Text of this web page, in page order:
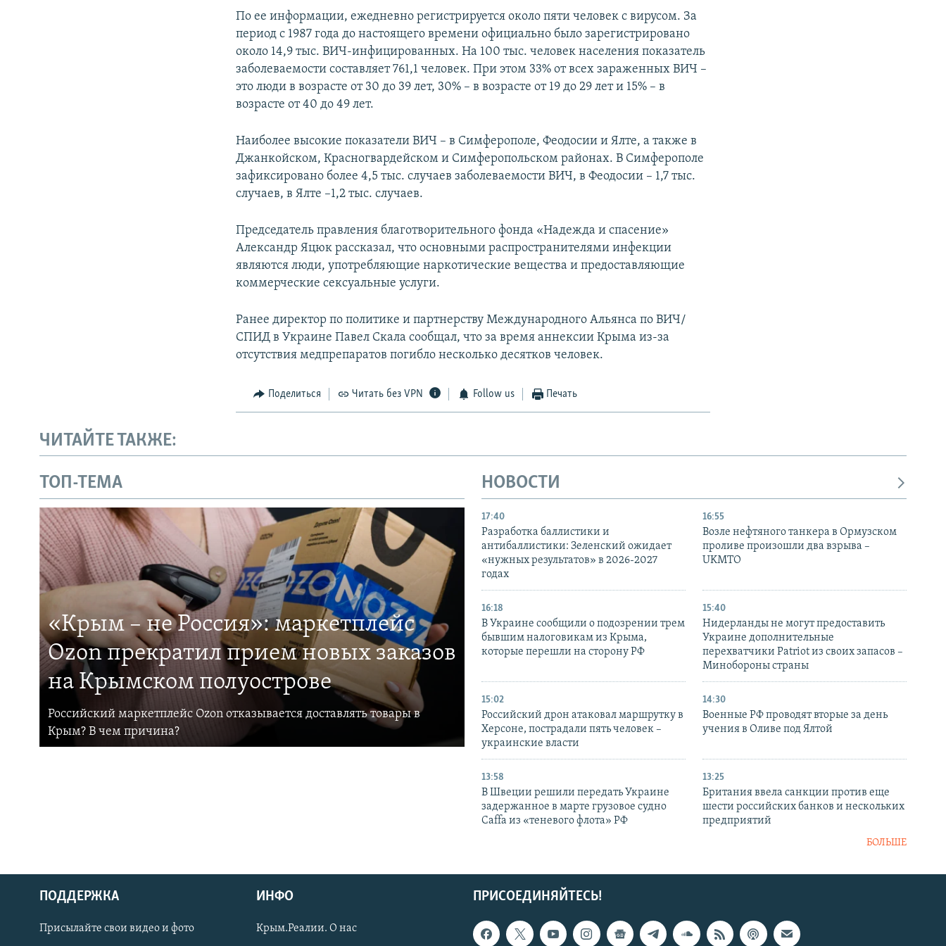
Українською
По ее информации, ежедневно регистрируется около пяти человек с вирусом. За
период с 1987 года до настоящего времени официально было зарегистрировано
около 14,9 тыс. ВИЧ-инфицированных. На 100 тыс. человек населения показатель
заболеваемости составляет 761,1 человек. При этом 33% от всех зараженных ВИЧ –
это люди в возрасте от 30 до 39 лет, 30% – в возрасте от 19 до 29 лет и 15% – в
возрасте от 40 до 49 лет.
Наиболее высокие показатели ВИЧ – в Симферополе, Феодосии и Ялте, а также в
Джанкойском, Красногвардейском и Симферопольском районах. В Симферополе
зафиксировано более 4,5 тыс. случаев заболеваемости ВИЧ, в Феодосии – 1,7 тыс.
случаев, в Ялте –1,2 тыс. случаев.
Председатель правления благотворительного фонда «Надежда и спасение»
Александр Яцюк рассказал, что основными распространителями инфекции
являются люди, употребляющие наркотические вещества и предоставляющие
коммерческие сексуальные услуги.
Ранее директор по политике и партнерству Международного Альянса по ВИЧ/
СПИД в Украине Павел Скала сообщал, что за время аннексии Крыма из-за
отсутствия медпрепаратов погибло несколько десятков человек.
Поделиться Читать без VPN Follow us Печать
ЧИТАЙТЕ ТАКЖЕ:
ТОП-ТЕМА
«Крым – не Россия»: маркетплейс
Ozon прекратил прием новых заказов
на Крымском полуострове
Российский маркетплейс Ozon отказывается доставлять товары в
Крым? В чем причина?
НОВОСТИ
17:40
Разработка баллистики и
антибаллистики: Зеленский ожидает
«нужных результатов» в 2026-2027
годах
16:55
Возле нефтяного танкера в Ормузском
проливе произошли два взрыва –
UKMTO
16:18
В Украине сообщили о подозрении трем
бывшим налоговикам из Крыма,
которые перешли на сторону РФ
15:40
Нидерланды не могут предоставить
Украине дополнительные
перехватчики Patriot из своих запасов –
Минобороны страны
15:02
Российский дрон атаковал маршрутку в
Херсоне, пострадали пять человек –
украинские власти
14:30
Военные РФ проводят вторые за день
учения в Оливе под Ялтой
13:58
В Швеции решили передать Украине
задержанное в марте грузовое судно
Caffa из «теневого флота» РФ
13:25
Британия ввела санкции против еще
шести российских банков и нескольких
предприятий
БОЛЬШЕ
ПРИСОЕДИНЯЙТЕСЬ!
ПОДДЕРЖКА
Присылайте свои видео и фото
ИНФО
Крым.Реалии. О нас